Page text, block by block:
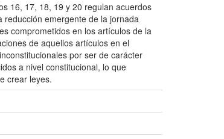
16, 17, 18, 19 y 20 regulan acuerdos
emergente de la jornada
comprometidos en los artículos de la
de aquellos artículos en el
por ser de carácter
a nivel constitucional, lo que
crear leyes.